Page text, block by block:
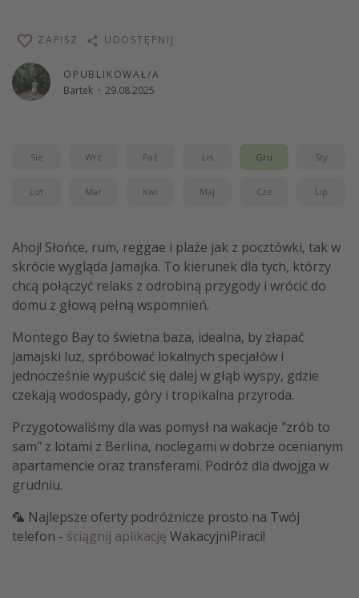
OPUBLIKOWAŁ/A
Bartek · 29.08.2025
ZAPISZ UDOSTĘPNIJ
Sie Wrz Paź Lis Gru Sty
Lut Mar Kwi Maj Cze Lip
Ahoj! Słońce, rum, reggae i plaże jak z pocztówki, tak w
skrócie wygląda Jamajka. To kierunek dla tych, którzy
chcą połączyć relaks z odrobiną przygody i wrócić do
domu z głową pełną wspomnień.
Montego Bay to świetna baza, idealna, by złapać
jamajski luz, spróbować lokalnych specjałów i
jednocześnie wypuścić się dalej w głąb wyspy, gdzie
czekają wodospady, góry i tropikalna przyroda.
Przygotowaliśmy dla was pomysł na wakacje "zrób to
sam" z lotami z Berlina, noclegami w dobrze ocenianym
apartamencie oraz transferami. Podróż dla dwojga w
grudniu.
🦜 Najlepsze oferty podróżnicze prosto na Twój
telefon - ściągnij aplikację WakacyjniPiraci!